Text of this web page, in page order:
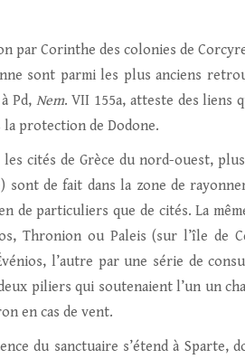
par Corinthe des colonies de
sont parmi les plus anciens
Pd, Nem. VII 155a, atteste des liens
la protection de Dodone.
cités de Grèce du nord-ouest,
sont de fait dans la zone de
de particuliers que de cités. La
Thronion ou Paleis (sur l’île de
l’autre par une série de
piliers qui soutenaient l’un un
en cas de vent.
du sanctuaire s’étend à